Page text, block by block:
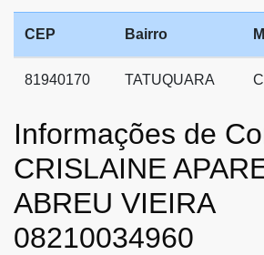
CEP Bairro
81940170 TATUQUARA
Informações de
CRISLAINE
ABREU VIEIRA
08210034960